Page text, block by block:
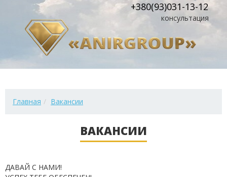
+380(93)031-13-12
консультация
Главная Вакансии
ВАКАНСИИ
ДАВАЙ С НАМИ!